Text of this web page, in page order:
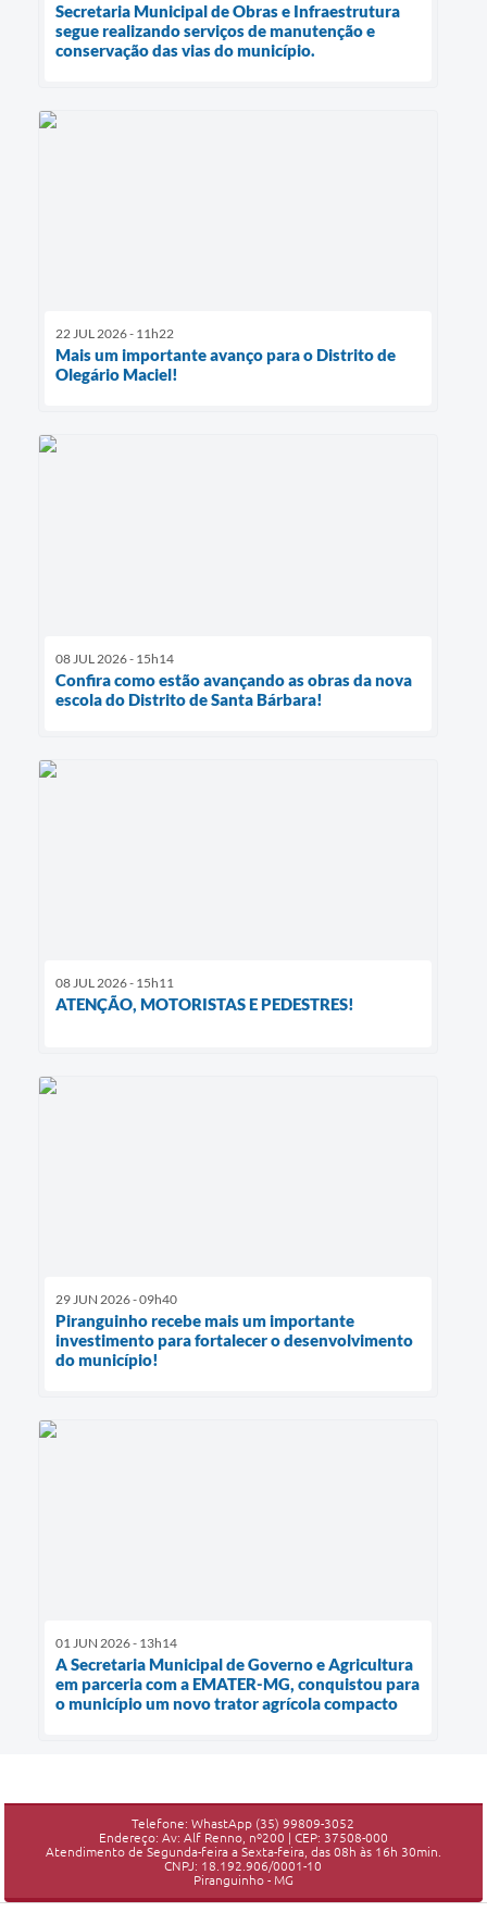
Secretaria Municipal de Obras e Infraestrutura
segue realizando serviços de manutenção e
conservação das vias do município.
22 JUL 2026 - 11h22
Mais um importante avanço para o Distrito de
Olegário Maciel!
08 JUL 2026 - 15h14
Confira como estão avançando as obras da nova
escola do Distrito de Santa Bárbara!
08 JUL 2026 - 15h11
ATENÇÃO, MOTORISTAS E PEDESTRES!
29 JUN 2026 - 09h40
Piranguinho recebe mais um importante
investimento para fortalecer o desenvolvimento
do município!
01 JUN 2026 - 13h14
A Secretaria Municipal de Governo e Agricultura
em parceria com a EMATER-MG, conquistou para
o município um novo trator agrícola compacto
Telefone: WhastApp (35) 99809-3052
Endereço: Av: Alf Renno, nº200 | CEP: 37508-000
Atendimento de Segunda-feira a Sexta-feira, das 08h às 16h 30min.
CNPJ: 18.192.906/0001-10
Piranguinho - MG